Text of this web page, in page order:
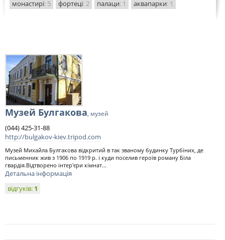
монастирі: 5 фортеці: 2 палаци: 1 аквапарки: 1
Музей Булгакова, музей
(044) 425-31-88
http://bulgakov-kiev.tripod.com
Музей Михайла Булгакова відкритий в так званому будинку Турбіних, де
письменник жив з 1906 по 1919 р. і куди поселив героїв роману Біла
гвардія.Відтворено інтер'єри кімнат...
Детальна інформація
відгуків: 1